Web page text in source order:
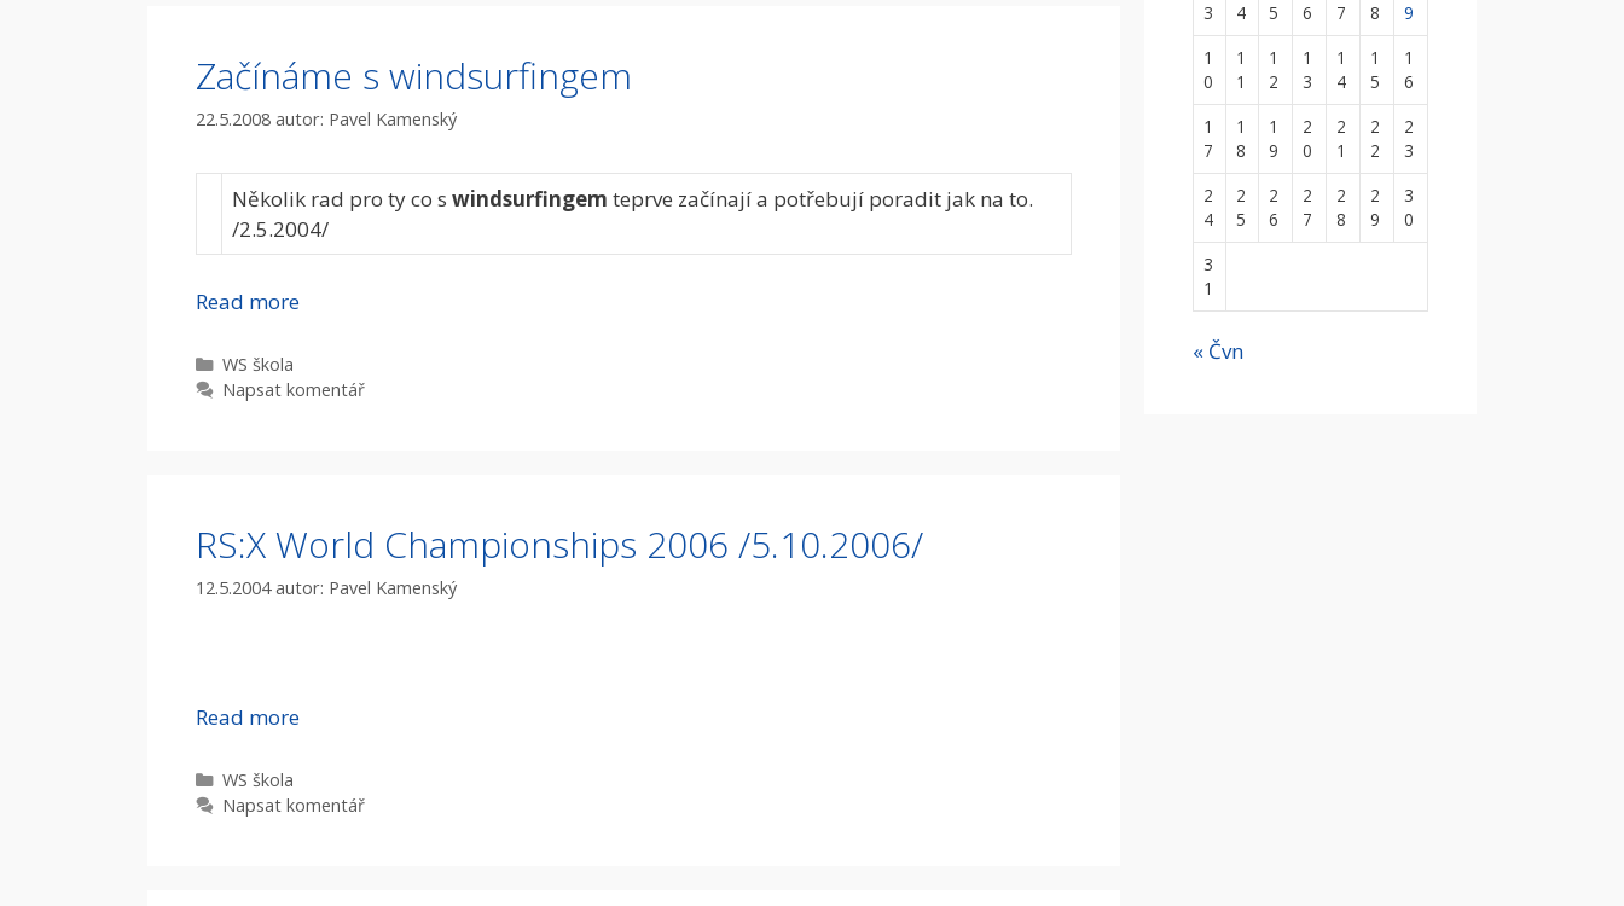
Začínáme s windsurfingem
22.5.2008 autor: Pavel Kamenský
Několik rad pro ty co s windsurfingem teprve začínají a potřebují poradit jak na to.
/2.5.2004/
Read more
Rubriky
WS škola
Napsat komentář
RS:X World Championships 2006 /5.10.2006/
12.5.2004 autor: Pavel Kamenský
Read more
Rubriky
WS škola
Napsat komentář
3
4 5 6 7 8
9
1
0
1
1
1
2
1
3
1
4
1
5
1
6
1
7
1
8
1
9
2
0
2
1
2
2
2
3
2
4
2
5
2
6
2
7
2
8
2
9
3
0
3
1
« Čvn